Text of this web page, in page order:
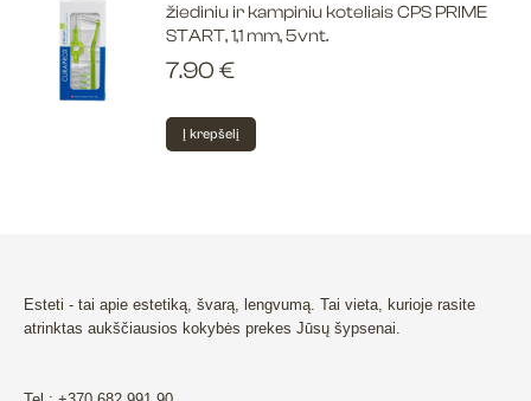
žiediniu ir kampiniu koteliais CPS PRIME
START, 1,1 mm, 5vnt.
7.90 €
Į krepšelį
Esteti - tai apie estetiką, švarą, lengvumą. Tai vieta, kurioje rasite
atrinktas aukščiausios kokybės prekes Jūsų šypsenai.